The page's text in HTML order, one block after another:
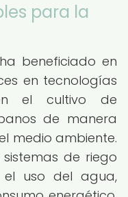
para la
beneficiado en
en tecnologías
el cultivo de
de manera
medio ambiente.
de riego
el uso del agua,